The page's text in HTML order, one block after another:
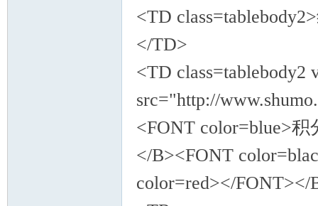
<TD
</TD>
<TD
src="http://
<FONT color=blue>
</B><FONT
color=red></